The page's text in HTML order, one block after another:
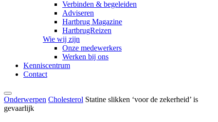
Verbinden & begeleiden
Adviseren
Hartbrug Magazine
HartbrugReizen
Wie wij zijn
Onze medewerkers
Werken bij ons
Kenniscentrum
Contact
Onderwerpen Cholesterol Statine slikken ‘voor de zekerheid’ is
gevaarlijk